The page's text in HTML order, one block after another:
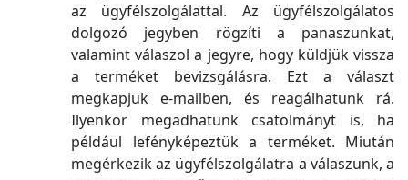
az ügyfélszolgálattal. Az ügyfélszolgálatos
dolgozó jegyben rögzíti a panaszunkat,
valamint válaszol a jegyre, hogy küldjük vissza
a terméket bevizsgálásra. Ezt a választ
megkapjuk e-mailben, és reagálhatunk rá.
Ilyenkor megadhatunk csatolmányt is, ha
például lefényképeztük a terméket. Miután
megérkezik az ügyfélszolgálatra a válaszunk, a